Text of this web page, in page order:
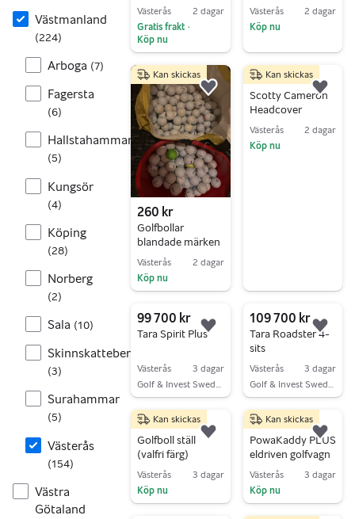
Västmanland
(224)
Arboga (7)
Fagersta
(6)
Hallstahammar
(5)
Kungsör
(4)
Köping
(28)
Norberg
(2)
Sala (10)
Skinnskatteberg
(3)
Surahammar
(5)
Västerås
(154)
Västra
Götaland
custom putter
Västerås
2 dagar
Gratis frakt •
Köp nu
Västerås
2 dagar
Köp nu
Gå till annonsen
260 kr
Golfbollar
blandade märken
Västerås
2 dagar
Köp nu
Kan skickas
Lägg till i favoriter.
500 kr
Scotty Cameron
Headcover
Västerås
2 dagar
Köp nu
Kan skickas
99 700 kr
Tara Spirit Plus
Västerås
3 dagar
Golf & Invest Sweden AB
Lägg till i favoriter.
109 700 kr
Tara Roadster 4-
sits
Västerås
3 dagar
Golf & Invest Sweden AB
75 kr
Golfboll ställ
(valfri färg)
Västerås
3 dagar
Köp nu
Kan skickas
Lägg till i favoriter.
3 900 kr
PowaKaddy PLUS
eldriven golfvagn
Västerås
3 dagar
Köp nu
Kan skickas